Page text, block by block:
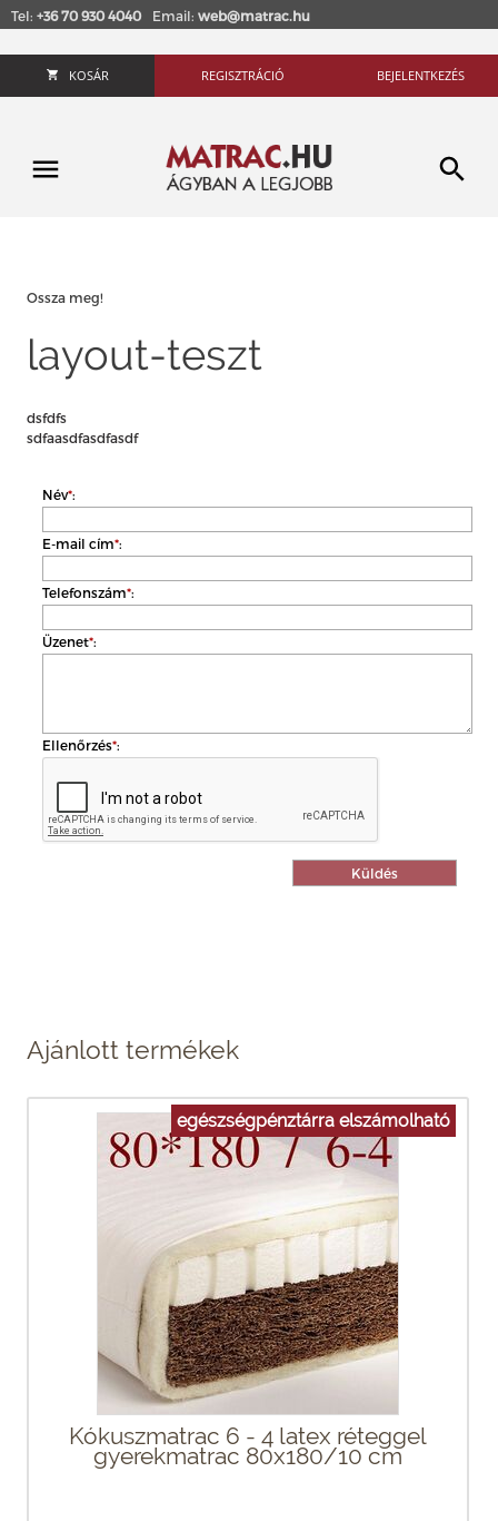
Tel: +36 70 930 4040 Email: web@matrac.hu
KOSÁR REGISZTRÁCIÓ BEJELENTKEZÉS
Ossza meg!
layout-teszt
dsfdfs
sdfaasdfasdfasdf
Név*:
E-mail cím*:
Telefonszám*:
Üzenet*:
Ellenőrzés*:
Ajánlott termékek
egészségpénztárra elszámolható
Kókuszmatrac 6 - 4 latex réteggel
gyerekmatrac 80x180/10 cm